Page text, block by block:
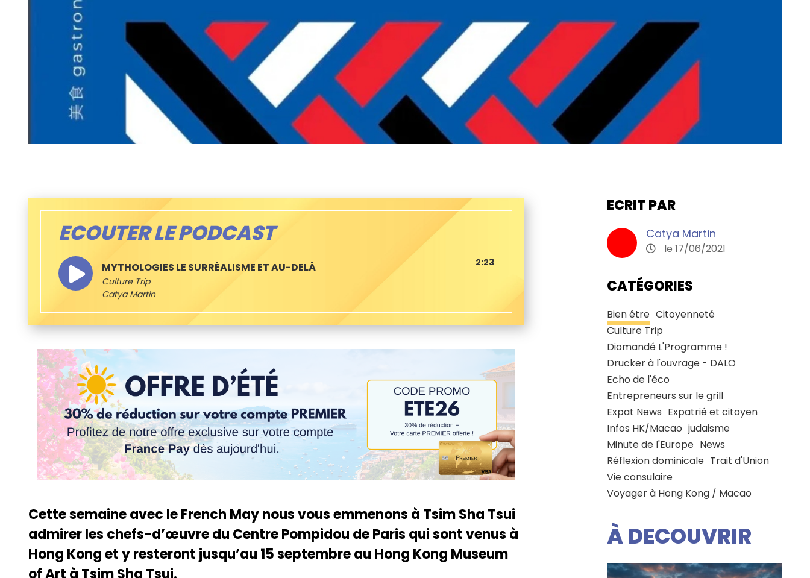
ECOUTER LE PODCAST
MYTHOLOGIES LE SURRÉALISME ET AU-DELÀ
Culture Trip
Catya Martin
2:23
Cette semaine avec le French May nous vous emmenons à Tsim Sha Tsui
admirer les chefs-d’œuvre du Centre Pompidou de Paris qui sont venus à
Hong Kong et y resteront jusqu’au 15 septembre au Hong Kong Museum
ECRIT PAR
Catya Martin
le 17/06/2021
CATÉGORIES
Bien être Citoyenneté
Culture Trip
Diomandé L'Programme !
Drucker à l'ouvrage - DALO
Echo de l'éco
Entrepreneurs sur le grill
Expat News Expatrié et citoyen
Infos HK/Macao judaisme
Minute de l'Europe News
Réflexion dominicale Trait d'Union
Vie consulaire
Voyager à Hong Kong / Macao
À DECOUVRIR